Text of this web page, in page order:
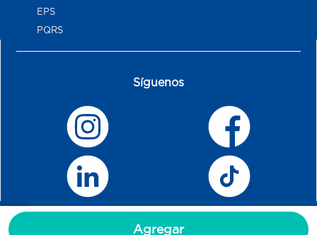
Agregar
EPS
PQRS
Síguenos